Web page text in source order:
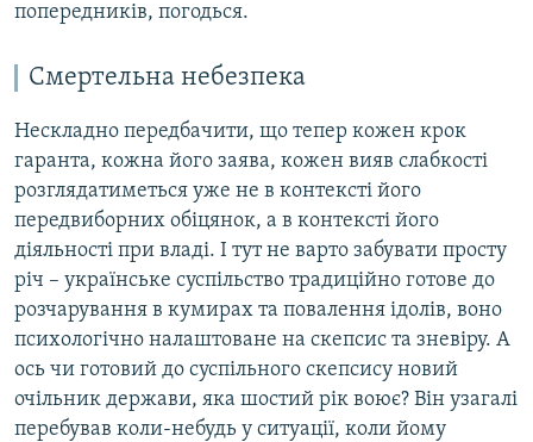
попередників, погодься.
Смертельна небезпека
Нескладно передбачити, що тепер кожен крок
гаранта, кожна його заява, кожен вияв слабкості
розглядатиметься уже не в контексті його
передвиборних обіцянок, а в контексті його
діяльності при владі. І тут не варто забувати просту
річ – українське суспільство традиційно готове до
розчарування в кумирах та повалення ідолів, воно
психологічно налаштоване на скепсис та зневіру. А
ось чи готовий до суспільного скепсису новий
очільник держави, яка шостий рік воює? Він узагалі
перебував коли-небудь у ситуації, коли йому